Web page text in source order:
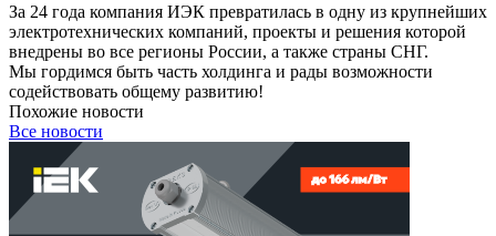
За 24 года компания ИЭК превратилась в одну из крупнейших
электротехнических компаний, проекты и решения которой
внедрены во все регионы России, а также страны СНГ.
Мы гордимся быть часть холдинга и рады возможности
содействовать общему развитию!
Похожие новости
Все новости